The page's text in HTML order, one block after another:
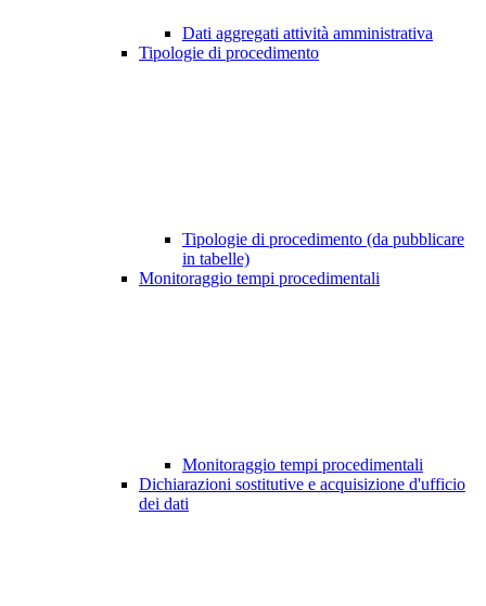
Dati aggregati attività amministrativa
Tipologie di procedimento
Tipologie di procedimento (da pubblicare
in tabelle)
Monitoraggio tempi procedimentali
Monitoraggio tempi procedimentali
Dichiarazioni sostitutive e acquisizione d'ufficio
dei dati